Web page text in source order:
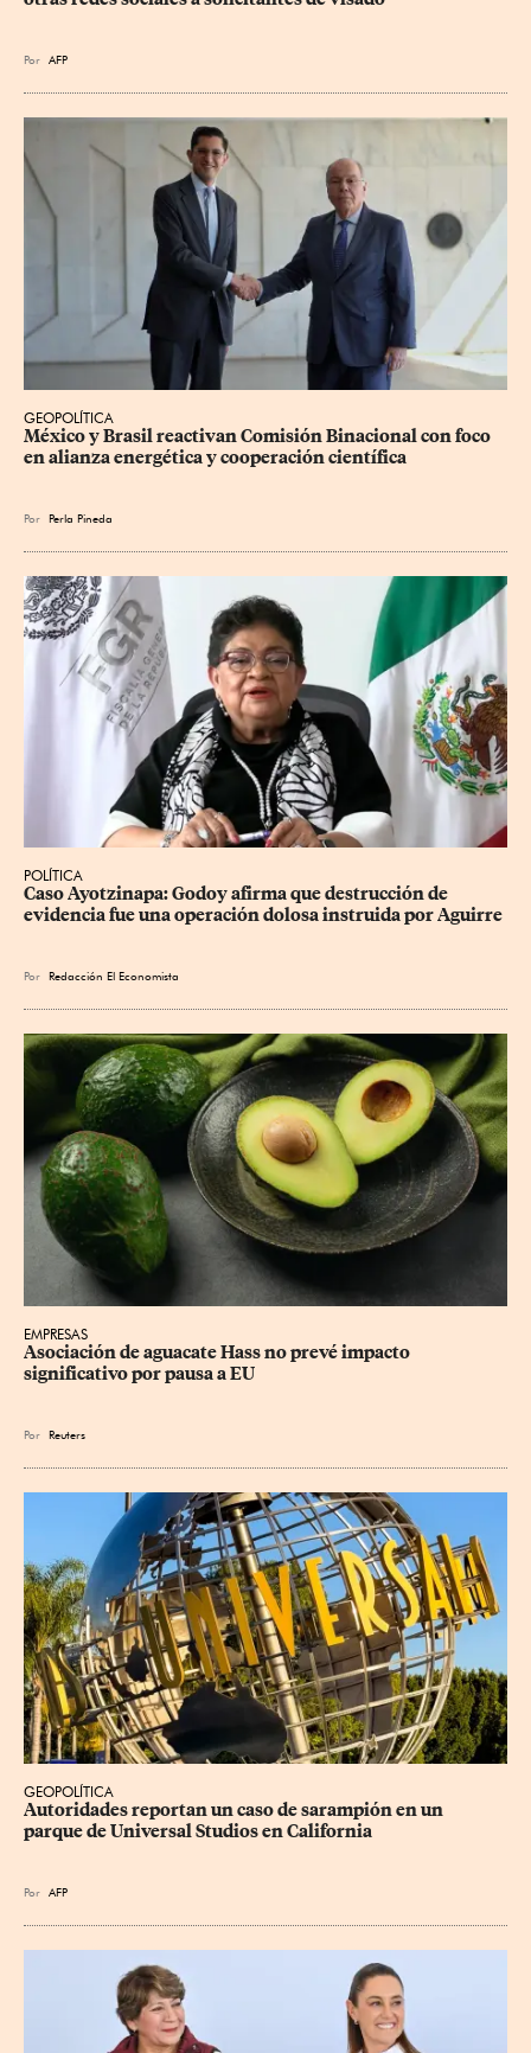
Por AFP
GEOPOLÍTICA
México y Brasil reactivan Comisión Binacional con foco
en alianza energética y cooperación científica
Por Perla Pineda
POLÍTICA
Caso Ayotzinapa: Godoy afirma que destrucción de
evidencia fue una operación dolosa instruida por Aguirre
Por Redacción El Economista
EMPRESAS
Asociación de aguacate Hass no prevé impacto
significativo por pausa a EU
Por Reuters
GEOPOLÍTICA
Autoridades reportan un caso de sarampión en un
parque de Universal Studios en California
Por AFP